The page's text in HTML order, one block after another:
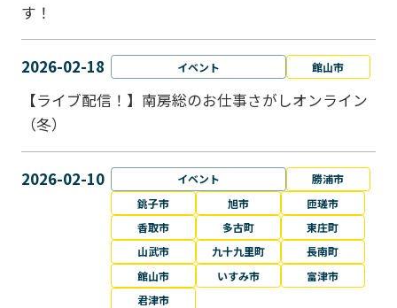
す！
2026-02-18 イベント 館山市
【ライブ配信！】南房総のお仕事さがしオンライン
（冬）
2026-02-10 イベント
勝浦市
銚子市
旭市
匝瑳市
香取市
多古町
東庄町
山武市
九十九里町
長南町
館山市
いすみ市
富津市
君津市